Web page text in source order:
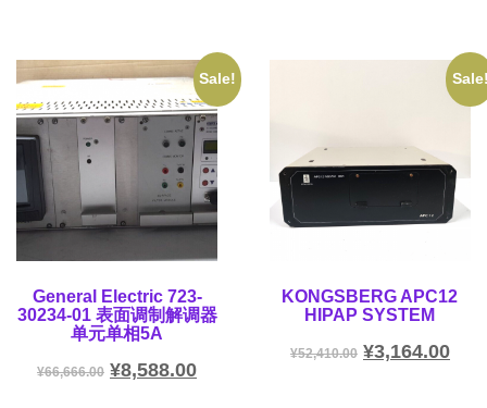
Sale!
General Electric 723-
30234-01 表面调制解调器
单元单相5A
¥66,666.00 ¥8,588.00
KONGSBERG APC12
HIPAP SYSTEM
¥52,410.00 ¥3,164.00